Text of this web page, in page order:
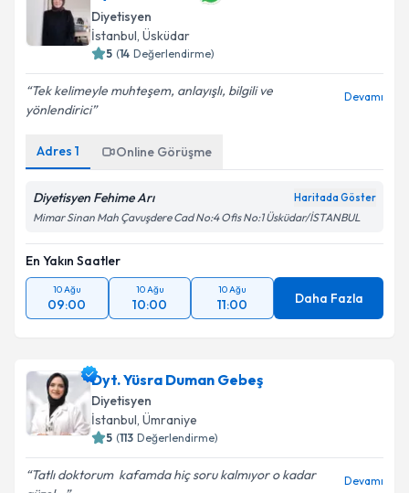
E-posta Adresiniz
Kişisel verilerimin işlenmesine ilişkin
kapsamda işlenmesini kabul ediyorum.
Takvim Talebini Gönder
Diyetisyen
İstanbul, Üsküdar
5 (14 Değerlendirme)
Tek kelimeyle muhteşem, anlayışlı, bilgili ve
yönlendirici
Devamı
Adres 1 Online Görüşme
Diyetisyen Fehime Arı Haritada Göster
Mimar Sinan Mah Çavuşdere Cad No:4 Ofis No:1 Üsküdar/İSTANBUL
En Yakın Saatler
10 Ağu
09:00
10 Ağu
10:00
10 Ağu
11:00 Daha Fazla
Dyt. Yüsra Duman Gebeş
Diyetisyen
İstanbul, Ümraniye
5 (113 Değerlendirme)
Tatlı doktorum ️ kafamda hiç soru kalmıyor o kadar
Devamı